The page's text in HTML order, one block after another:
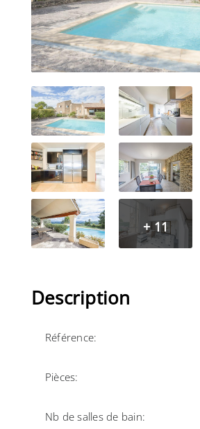
+ 11
Description
Référence:
Pièces:
Nb de salles de bain: